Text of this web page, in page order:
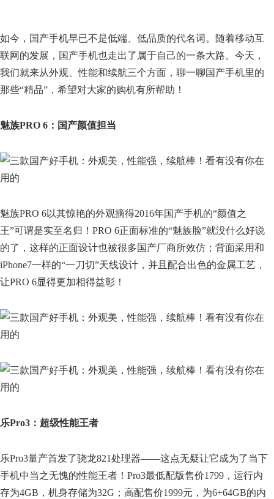
如今，国产手机早已不是低端、低品质的代名词。随着移动互
联网的发展，国产手机也走出了属于自己的一条大路。今天，
我们就来从外观、性能和续航三个方面，聊一聊国产手机里的
那些“精品”，希望对大家的购机有所帮助！
魅族PRO 6：国产颜值担当
魅族PRO 6以其惊艳的外观摘得2016年国产手机的“颜值之
王”可谓是实至名归！PRO 6正面标准的“魅族脸”就没什么好说
的了，这样的正面设计也被很多国产厂商所效仿；背面采用和
iPhone7一样的“一刀切”天线设计，并且配合出色的金属工艺，
让PRO 6显得更加相得益彰！
乐Pro3：超级性能王者
乐Pro3量产首发了骁龙821处理器——这点无疑让它成为了当下
手机中当之无愧的性能王者！Pro3最低配版售价1799，运行内
存为4GB，机身存储为32G；高配售价1999元，为6+64GB的内